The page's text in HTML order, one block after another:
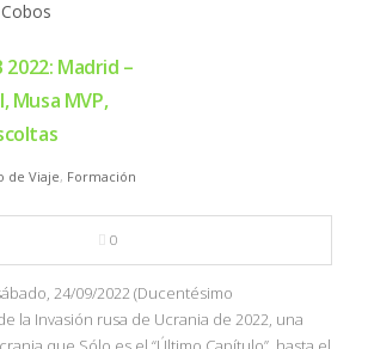
2022: Madrid –
Musa MVP,
de Viaje, Formación
0
24/09/2022 (Ducentésimo
la Invasión rusa de Ucrania de 2022, una